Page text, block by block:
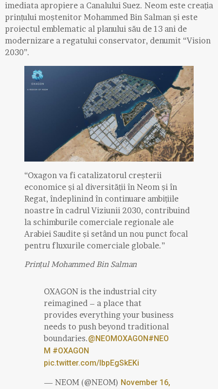
imediata apropiere a Canalului Suez. Neom este creația
prințului moștenitor Mohammed Bin Salman și este
proiectul emblematic al planului său de 13 ani de
modernizare a regatului conservator, denumit “Vision
2030”.
“Oxagon va fi catalizatorul creșterii
economice și al diversității în Neom și în
Regat, îndeplinind în continuare ambițiile
noastre în cadrul Viziunii 2030, contribuind
la schimburile comerciale regionale ale
Arabiei Saudite și setând un nou punct focal
pentru fluxurile comerciale globale.”
Prințul Mohammed Bin Salman
OXAGON is the industrial city
reimagined – a place that
provides everything your business
needs to push beyond traditional
boundaries.@NEOMOXAGON #NEO
M #OXAGON
pic.twitter.com/IbpEgSkEKi
— NEOM (@NEOM) November 16,